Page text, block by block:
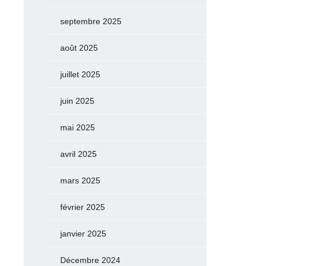
septembre 2025
août 2025
juillet 2025
juin 2025
mai 2025
avril 2025
mars 2025
février 2025
janvier 2025
Décembre 2024